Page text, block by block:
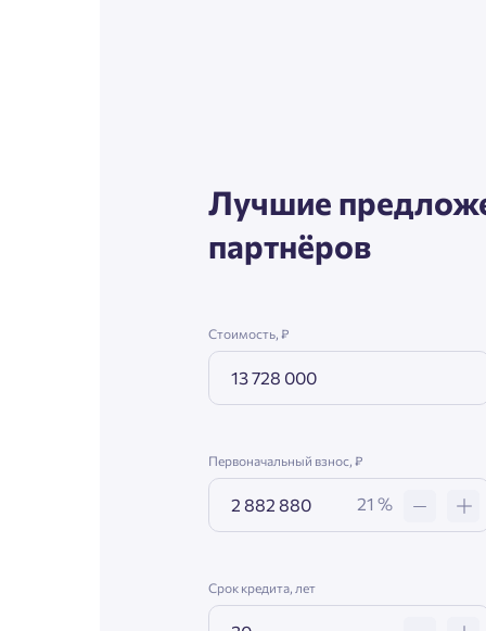
Лучшие
партнёров
Стоимость, ₽
Первоначальный взнос, ₽
21 %
Срок кредита, лет
Телефон